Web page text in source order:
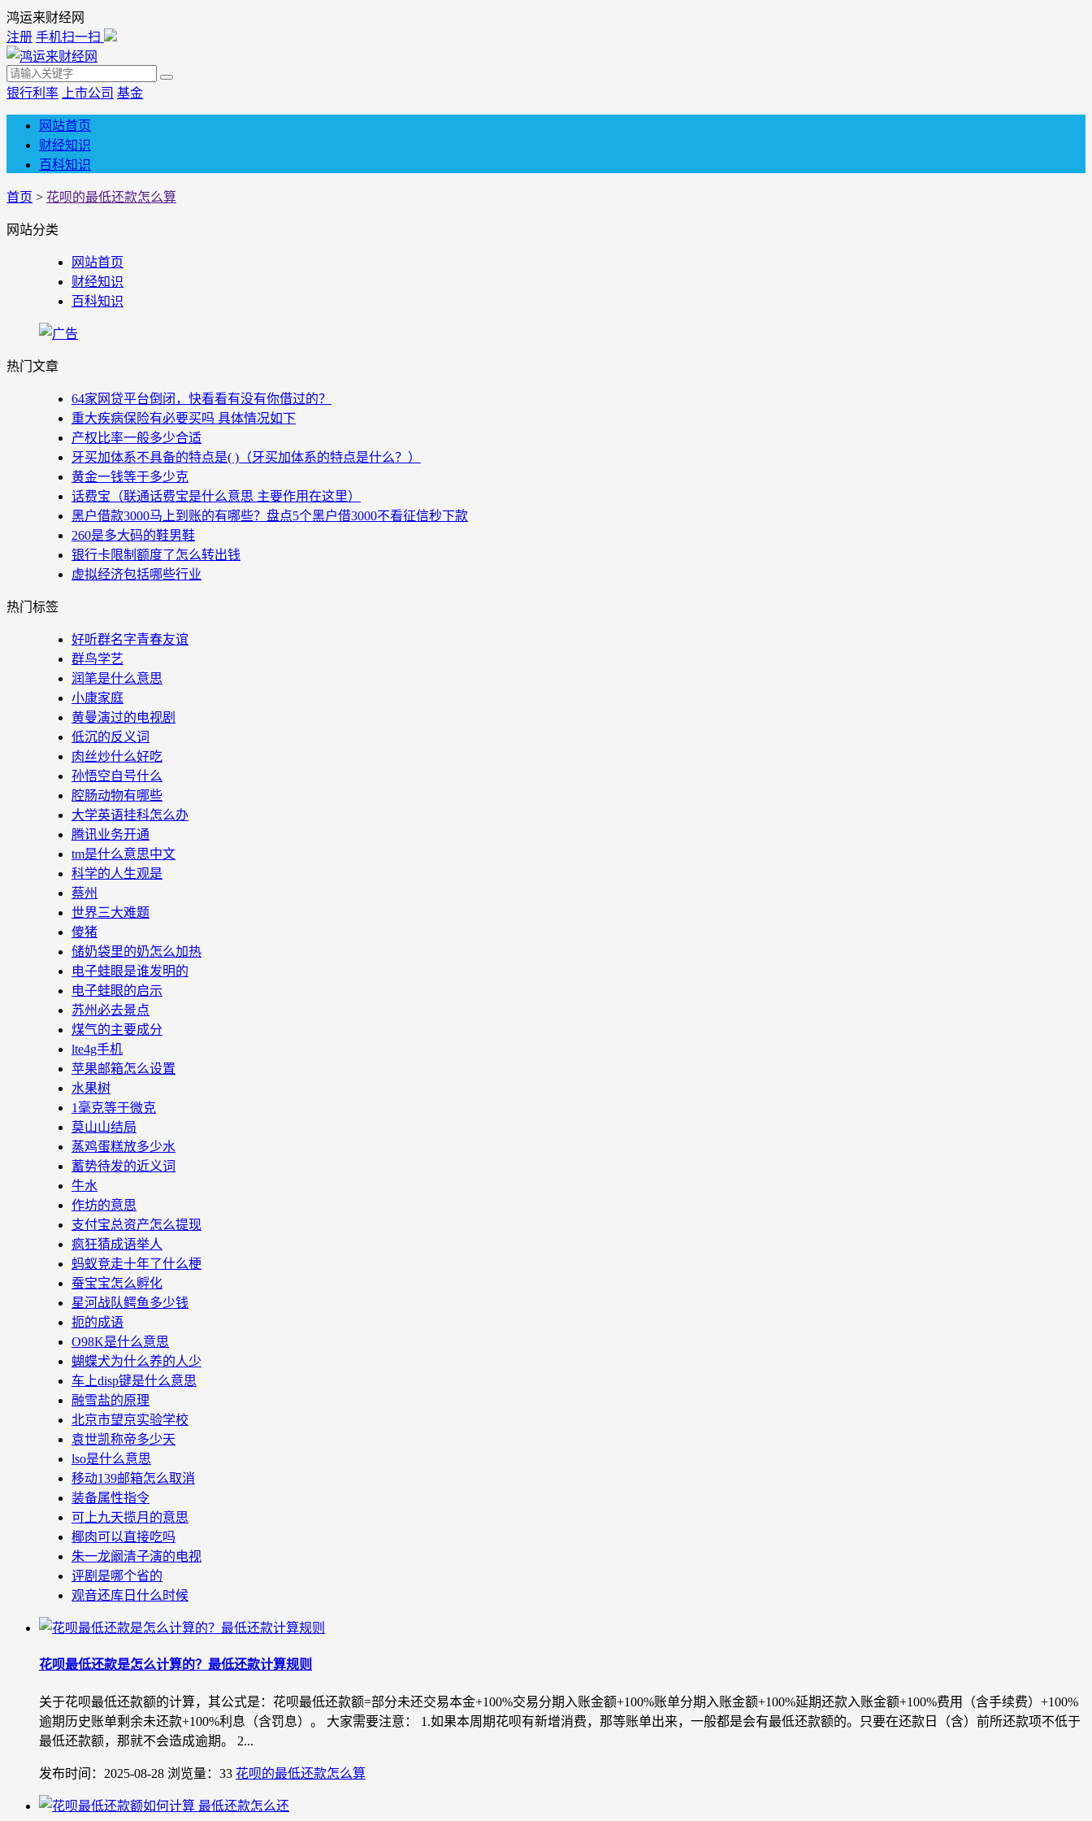
鸿运来财经网
注册 手机扫一扫
银行利率 上市公司 基金
网站首页
财经知识
百科知识
首页 > 花呗的最低还款怎么算
网站分类
网站首页
财经知识
百科知识
热门文章
64家网贷平台倒闭，快看看有没有你借过的？
重大疾病保险有必要买吗 具体情况如下
产权比率一般多少合适
牙买加体系不具备的特点是( )（牙买加体系的特点是什么？）
黄金一钱等于多少克
话费宝（联通话费宝是什么意思 主要作用在这里）
黑户借款3000马上到账的有哪些？盘点5个黑户借3000不看征信秒下款
260是多大码的鞋男鞋
银行卡限制额度了怎么转出钱
虚拟经济包括哪些行业
热门标签
好听群名字青春友谊
群鸟学艺
润笔是什么意思
小康家庭
黄曼演过的电视剧
低沉的反义词
肉丝炒什么好吃
孙悟空自号什么
腔肠动物有哪些
大学英语挂科怎么办
腾讯业务开通
tm是什么意思中文
科学的人生观是
蔡州
世界三大难题
傻猪
储奶袋里的奶怎么加热
电子蛙眼是谁发明的
电子蛙眼的启示
苏州必去景点
煤气的主要成分
lte4g手机
苹果邮箱怎么设置
水果树
1毫克等于微克
莫山山结局
蒸鸡蛋糕放多少水
蓄势待发的近义词
牛水
作坊的意思
支付宝总资产怎么提现
疯狂猜成语举人
蚂蚁竞走十年了什么梗
蚕宝宝怎么孵化
星河战队鳄鱼多少钱
扼的成语
O98K是什么意思
蝴蝶犬为什么养的人少
车上disp键是什么意思
融雪盐的原理
北京市望京实验学校
袁世凯称帝多少天
lso是什么意思
移动139邮箱怎么取消
装备属性指令
可上九天揽月的意思
椰肉可以直接吃吗
朱一龙阚清子演的电视
评剧是哪个省的
观音还库日什么时候
花呗最低还款是怎么计算的？最低还款计算规则
关于花呗最低还款额的计算，其公式是：花呗最低还款额=部分未还交易本金+100%交易分期入账金额+100%账单分期入账金额+100%延期还款入账金额+100%费用（含手续费）+100%
逾期历史账单剩余未还款+100%利息（含罚息）。 大家需要注意： 1.如果本周期花呗有新增消费，那等账单出来，一般都是会有最低还款额的。只要在还款日（含）前所还款项不低于
最低还款额，那就不会造成逾期。 2...
发布时间：2025-08-28 浏览量：33 花呗的最低还款怎么算